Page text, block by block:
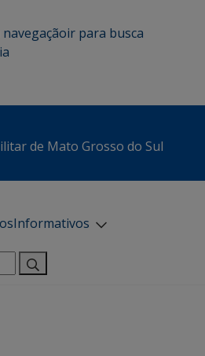
ir para busca
de Mato Grosso do Sul
Informativos